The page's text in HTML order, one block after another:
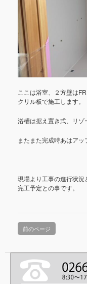
ここは浴室、２方壁は
クリル板で施工します。
浴槽は据え置き式、リゾ
またまた完成時あはアッ
現場より工事の進行状
完工予定との事です。
前のページ